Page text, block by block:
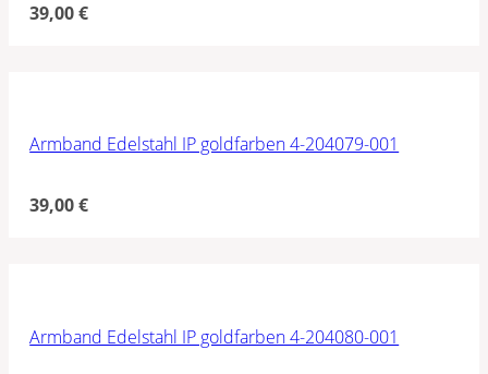
39,00€
Armband Edelstahl IP goldfarben 4-204079-001
39,00€
Armband Edelstahl IP goldfarben 4-204080-001